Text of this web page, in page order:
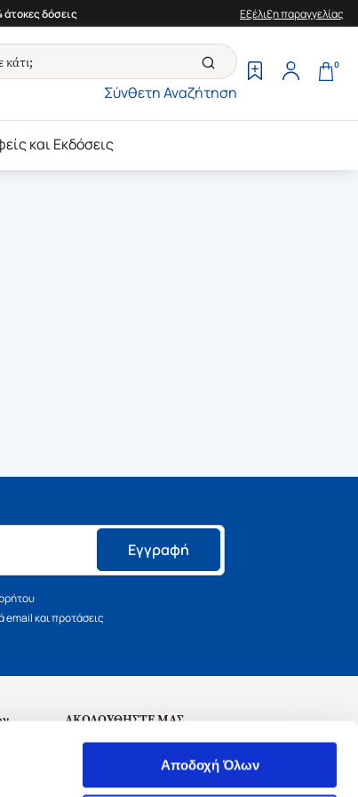
Αποδοχή Όλων
δόσεις Εξέλιξη παραγγελίας
Σύνθετη Αναζήτηση
0
και Εκδόσεις
Εγγραφή
και προτάσεις
ΑΚΟΛΟΥΘΗΣΤΕ ΜΑΣ